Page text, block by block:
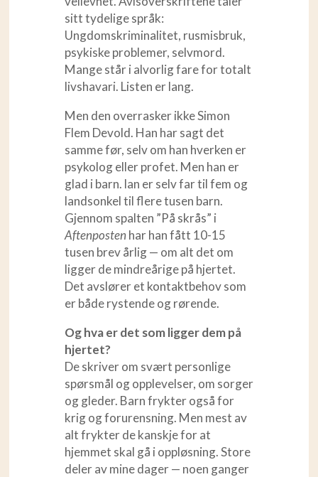
sitt tydelige språk:
Ungdomskriminalitet, rusmisbruk,
psykiske problemer, selvmord.
Mange står i alvorlig fare for totalt
livshavari. Listen er lang.
Men den overrasker ikke Simon
Flem Devold. Han har sagt det
samme før, selv om han hverken er
psykolog eller profet. Men han er
glad i barn. lan er selv far til fem og
landsonkel til flere tusen barn.
Gjennom spalten ”På skrås” i
Aftenpostenhar han fått 10-15
tusen brev årlig — om alt det om
ligger de mindreårige på hjertet.
Det avslører et kontaktbehov som
er både rystende og rørende.
Og hva er det som ligger dem på
hjertet?
De skriver om svært personlige
spørsmål og opplevelser, om sorger
og gleder. Barn frykter også for
krig og forurensning. Men mest av
alt frykter de kanskje for at
hjemmet skal gå i oppløsning. Store
deler av mine dager — noen ganger